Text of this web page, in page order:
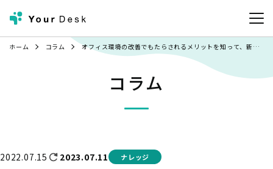
ホーム コラム オフィス環境の改善でもたらされるメリットを知って、新しい働き方を快適に！
コラム
2022.07.15 2023.07.11 ナレッジ